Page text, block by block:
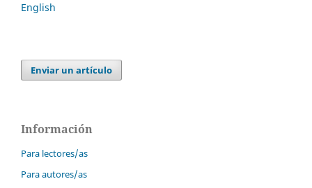
English
Enviar un artículo
Información
Para lectores/as
Para autores/as